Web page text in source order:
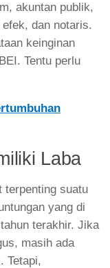
akuntan publik,
dan notaris.
keinginan
Tentu perlu
Laba
terpenting suatu
yang di
terakhir. Jika
masih ada
Tetapi,